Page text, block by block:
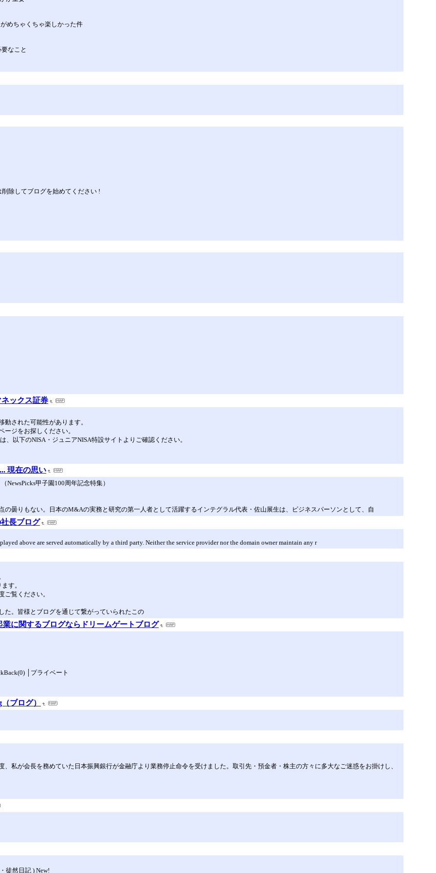
めちゃくちゃ楽しかった件
なこと
除してブログを始めてください !
ックス証券
された可能性があります。
ジをお探しください。
以下のNISA・ジュニアNISA特設サイトよりご確認ください。
現在の思い
甲子園100周年記念特集）
曇りもない。日本のM&Aの実務と研究の第一人者として活躍するインテグラル代表・佐山展生は、ビジネスパーソンとして、自
長ブログ
above are served automatically by a third party. Neither the service provider nor the domain owner maintain any r
す。
覧ください。
た。皆様とブログを通じて繋がっていられたこの
に関するブログならドリームゲートブログ
│プライベート
ブログ）
私が会長を務めていた日本振興銀行が金融庁より業務停止命令を受けました。取引先・預金者・株主の方々に多大なご迷惑をお掛けし、
徒然日記 ) New!